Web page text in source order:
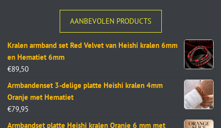
AANBEVOLEN PRODUCTS
Kralen armband set Red Velvet van Heishi kralen 6mm
en Hematiet 6mm
€89,50
Armbandenset 3-delige platte Heishi kralen 4mm
Oranje met Hematiet
€79,95
Armbandset platte Heishi kralen Oranje 6 mm met